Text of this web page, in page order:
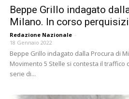
Beppe Grillo indagato
Milano. In corso
Redazione Nazionale -
18 Gennaio 2022
Beppe Grillo indagato dalla Procura di
Movimento 5 Stelle si contesta il
serie di...